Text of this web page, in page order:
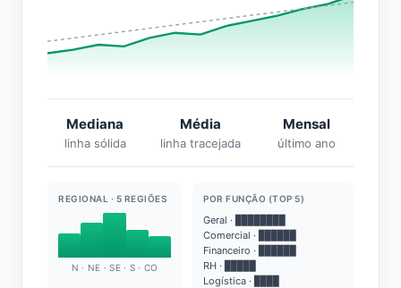
Mediana
linha sólida
Média
linha tracejada
Mensal
último ano
REGIONAL · 5 REGIÕES
N · NE · SE · S · CO
POR FUNÇÃO (TOP 5)
Geral · ████████
Comercial · ██████
Financeiro · ██████
RH · █████
Logística · ████